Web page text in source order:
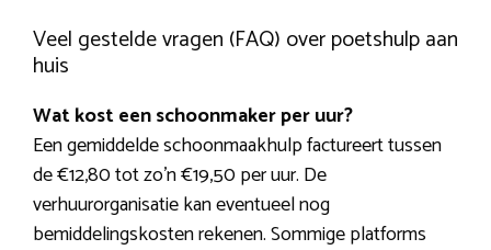
Veel gestelde vragen (FAQ) over poetshulp aan
huis
Wat kost een schoonmaker per uur?
Een gemiddelde schoonmaakhulp factureert tussen
de €12,80 tot zo’n €19,50 per uur. De
verhuurorganisatie kan eventueel nog
bemiddelingskosten rekenen. Sommige platforms